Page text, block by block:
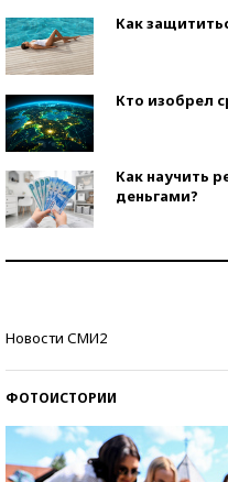
Как
Кто изобрел
Как научить
деньгами?
Новости СМИ2
ФОТОИСТОРИИ